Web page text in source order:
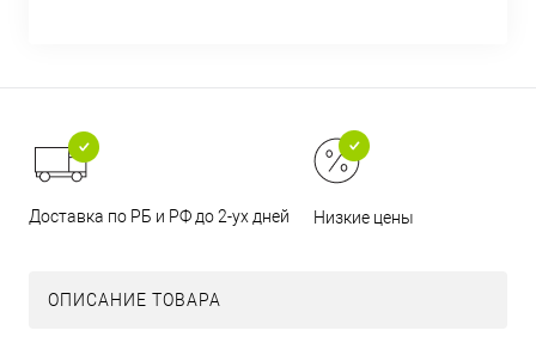
Доставка по РБ и РФ до 2-ух дней Низкие цены
ОПИСАНИЕ ТОВАРА